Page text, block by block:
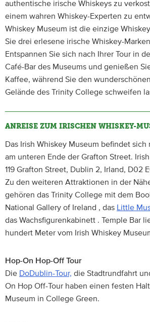
authentische irische Whiskeys zu
einem wahren Whiskey-Experten zu
Whiskey Museum ist die einzige
Sie drei erlesene irische Whiskey-
Entspannen Sie sich nach Ihrer Tour in
Café-Bar des Museums und genießen
Kaffee, während Sie den
Gelände des Trinity College schweifen
ANREISE ZUM IRISCHEN WHISKEY-
Das Irish Whiskey Museum befindet
am unteren Ende der Grafton Street.
119 Grafton Street, Dublin 2, Irland, D02
Zu den weiteren Attraktionen in der
gehören das Trinity College mit dem
National Gallery of Ireland , das
Little
das Wachsfigurenkabinett . Temple Bar
hundert Meter vom Irish Whiskey
Hop-On Hop-Off Tour
Die DoDublin-Tour, die Stadtrundfahrt
On Hop Off-Tour haben einen festen
Museum in College Green.